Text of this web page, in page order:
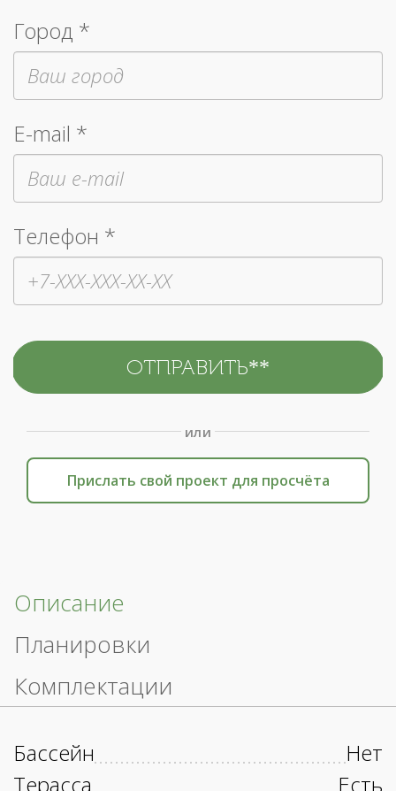
Город *
E-mail *
Телефон *
или
Прислать свой проект для просчёта
Описание
Планировки
Комплектации
Бассейн
Нет
Терасса
Есть